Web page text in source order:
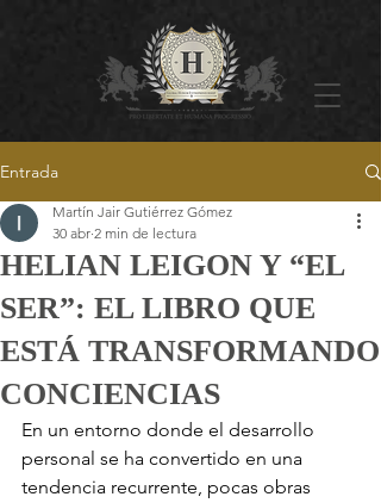
Entrada
HELIAN LEIGON Y “EL
SER”: EL LIBRO QUE
ESTÁ TRANSFORMANDO
CONCIENCIAS
Martín Jair Gutiérrez Gómez
30 abr 2 min de lectura
En un entorno donde el desarrollo
personal se ha convertido en una
tendencia recurrente, pocas obras